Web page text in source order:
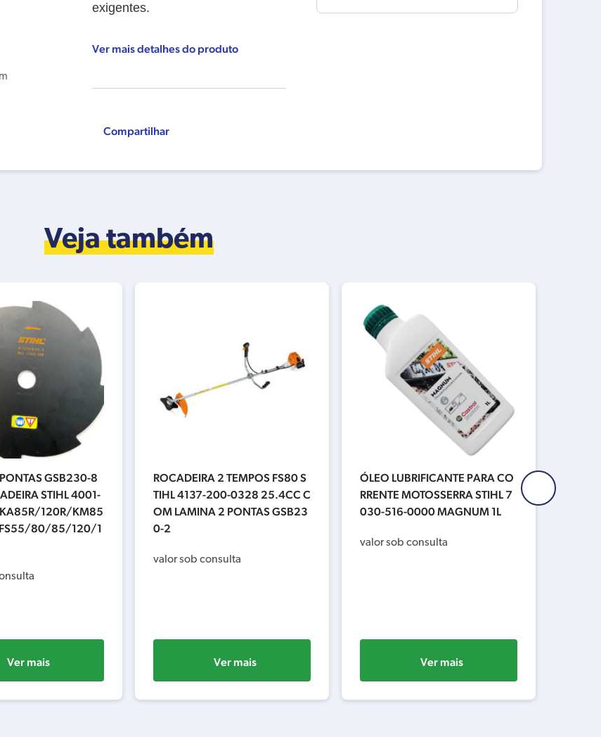
exigentes.
Ver mais detalhes do produto
Compartilhar
Veja também
GSB230-8
STIHL 4001-
120R/KM85
80/85/120/1
Ver mais
ROCADEIRA 2 TEMPOS FS80 S
TIHL 4137-200-0328 25.4CC C
OM LAMINA 2 PONTAS GSB23
0-2
valor sob consulta
Ver mais
ÓLEO LUBRIFICANTE PARA CO
RRENTE MOTOSSERRA STIHL 7
030-516-0000 MAGNUM 1L
valor sob consulta
Ver mais